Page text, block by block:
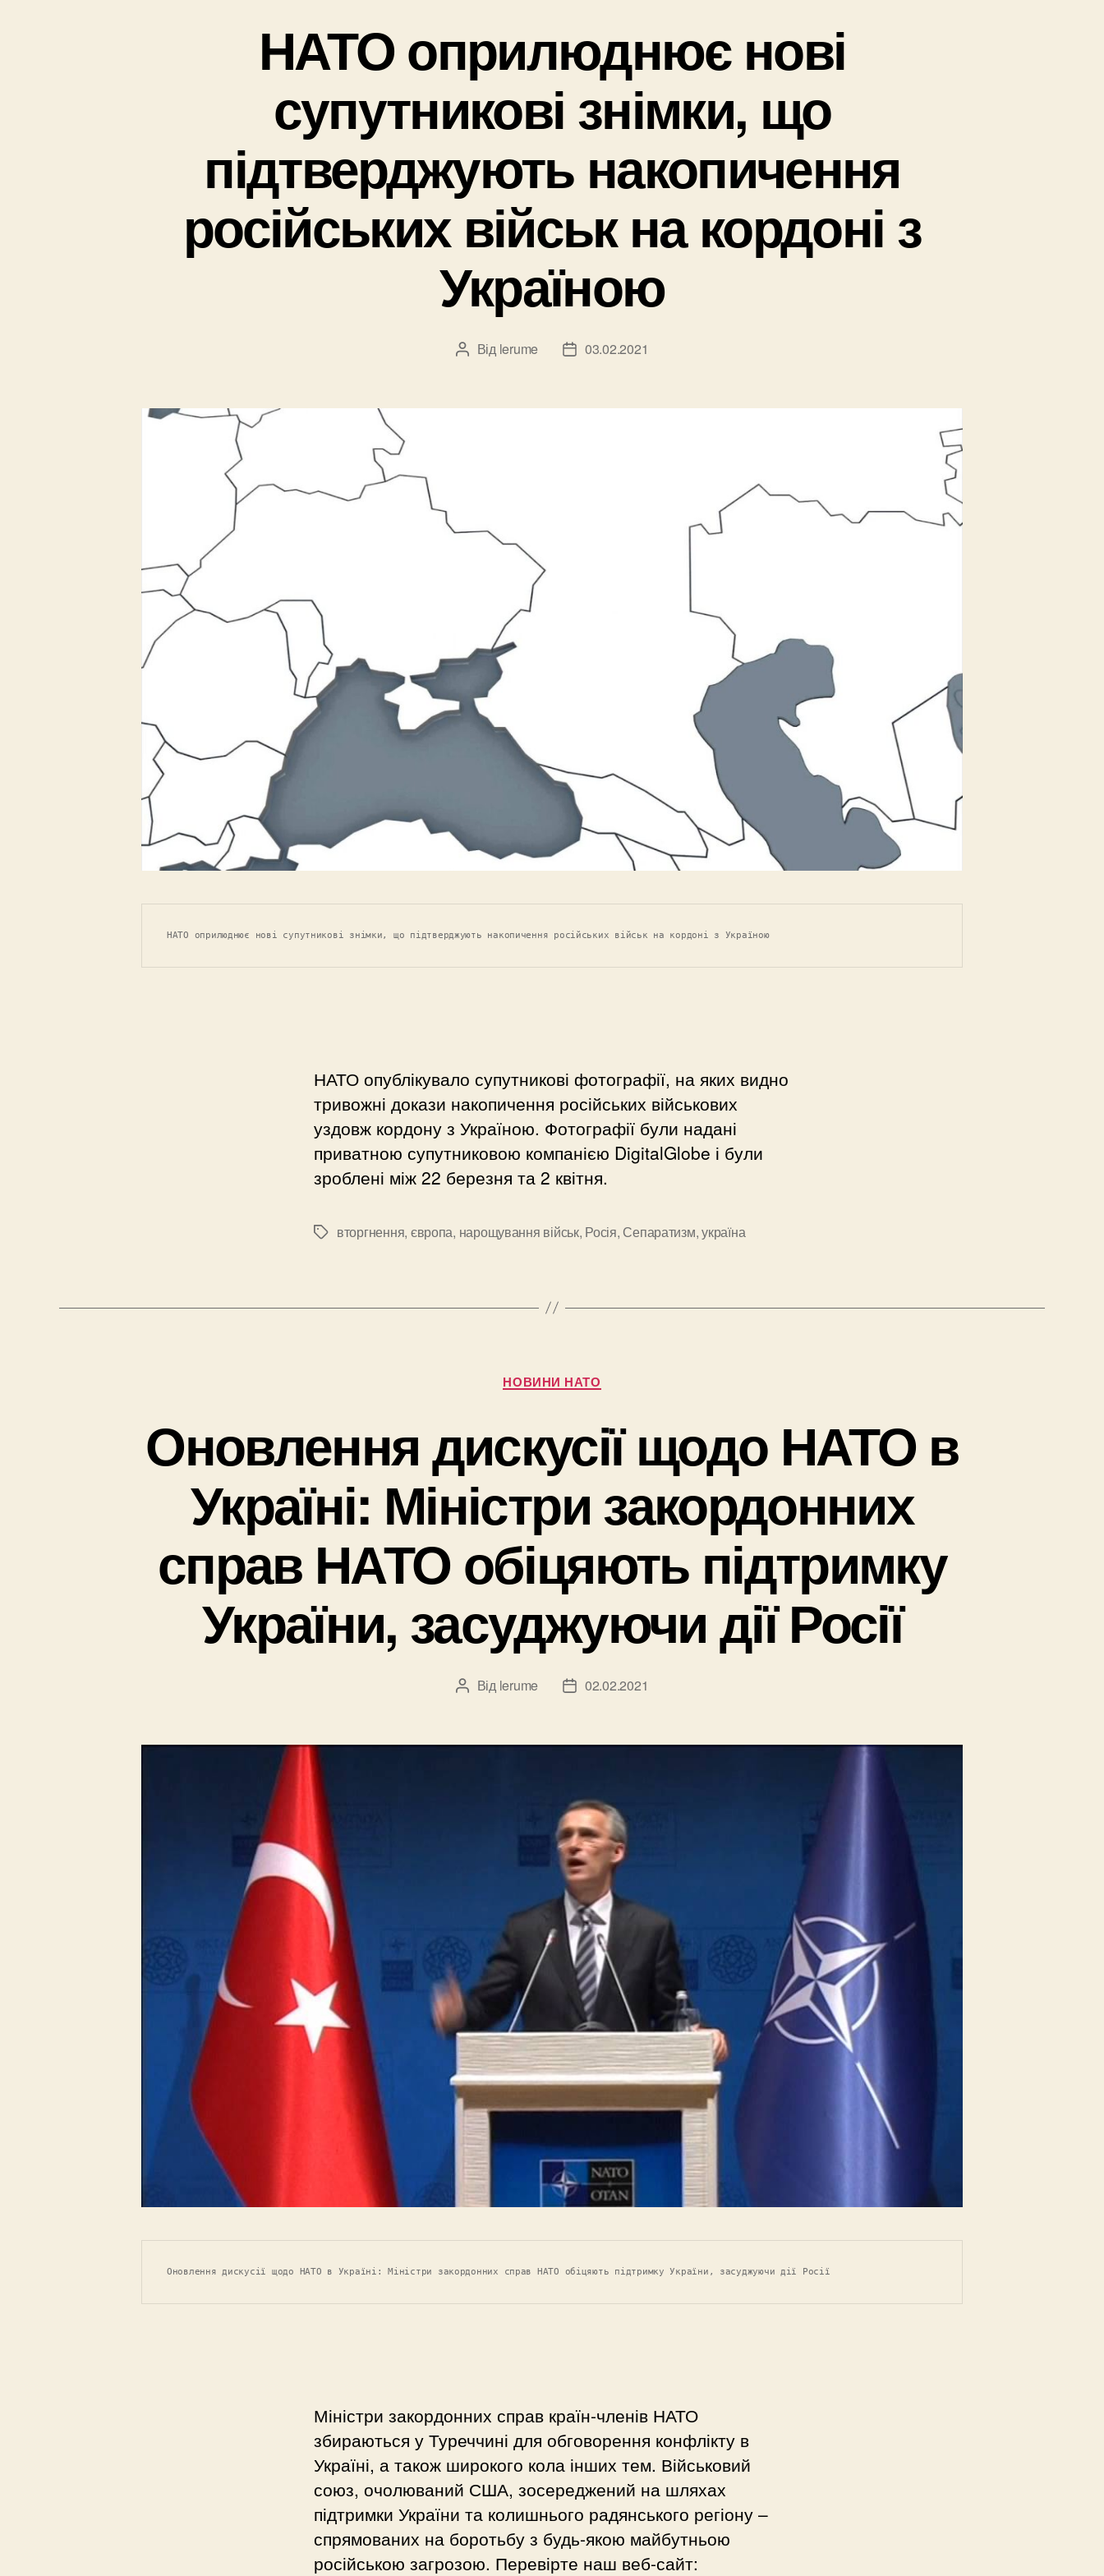
НАТО оприлюднює нові
супутникові знімки, що
підтверджують накопичення
російських військ на кордоні з
Україною
Автор
Від lerume
Дата03.02.2021
НАТО оприлюднює нові супутникові знімки, що підтверджують накопичення російських військ на кордоні з Україною
НАТО опублікувало супутникові фотографії, на яких видно
тривожні докази накопичення російських військових
уздовж кордону з Україною. Фотографії були надані
приватною супутниковою компанією DigitalGlobe і були
зроблені між 22 березня та 2 квітня.
Позначки
вторгнення, європа, нарощування військ, Росія, Сепаратизм,україна
Категорії
НОВИНИ НАТО
Оновлення дискусії щодо НАТО в
Україні: Міністри закордонних
справ НАТО обіцяють підтримку
України, засуджуючи дії Росії
Автор
Від lerume
Дата02.02.2021
Оновлення дискусії щодо НАТО в Україні: Міністри закордонних справ НАТО обіцяють підтримку України, засуджуючи дії Росії
Міністри закордонних справ країн-членів НАТО
збираються у Туреччині для обговорення конфлікту в
Україні, а також широкого кола інших тем. Військовий
союз, очолюваний США, зосереджений на шляхах
підтримки України та колишнього радянського регіону –
спрямованих на боротьбу з будь-якою майбутньою
російською загрозою. Перевірте наш веб-сайт: